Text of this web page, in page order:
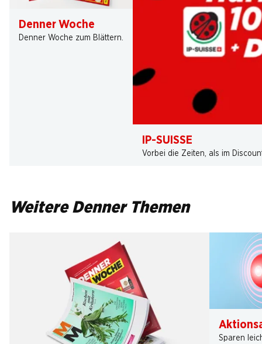
Denner Woche
Denner Woche zum Blättern.
IP-SUISSE
Vorbei die Zeiten, als im
Weitere Denner Themen
Sparen